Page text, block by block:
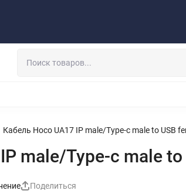
Кабель Hoco UA17 IP male/Type-c male to USB
male/Type-c male
Поделиться